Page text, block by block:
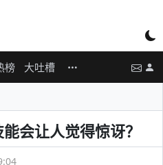
榜 大吐槽
会让人觉得惊讶？